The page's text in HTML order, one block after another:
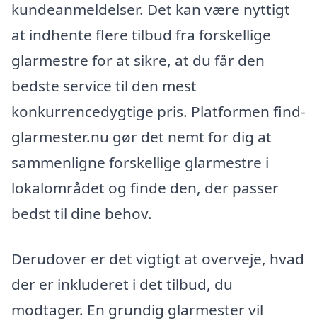
kundeanmeldelser. Det kan være nyttigt
at indhente flere tilbud fra forskellige
glarmestre for at sikre, at du får den
bedste service til den mest
konkurrencedygtige pris. Platformen find-
glarmester.nu gør det nemt for dig at
sammenligne forskellige glarmestre i
lokalområdet og finde den, der passer
bedst til dine behov.
Derudover er det vigtigt at overveje, hvad
der er inkluderet i det tilbud, du
modtager. En grundig glarmester vil